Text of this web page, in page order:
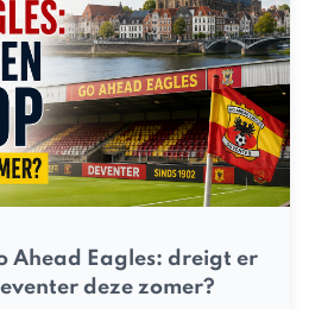
Ahead Eagles: dreigt er
deze zomer?